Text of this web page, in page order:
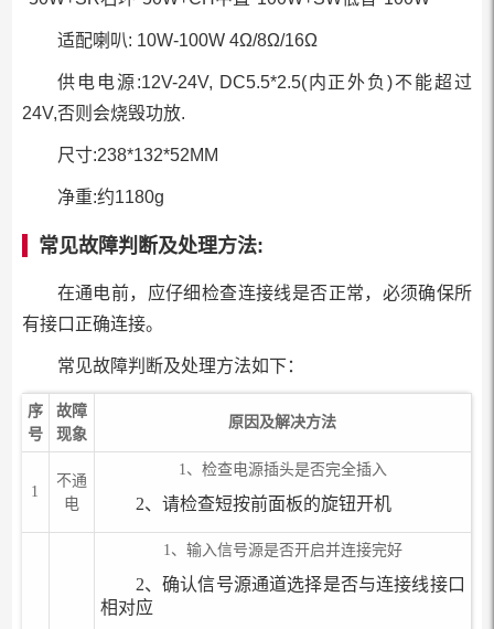
适配喇叭: 10W-100W 4Ω/8Ω/16Ω
供电电源:12V-24V, DC5.5*2.5(内正外负)不能超过
24V,否则会烧毁功放.
尺寸:238*132*52MM
净重:约1180g
常见故障判断及处理方法:
在通电前，应仔细检查连接线是否正常，必须确保所
有接口正确连接。
常见故障判断及处理方法如下：
序
号
故障
现象
原因及解决方法
1
不通
电
1、检查电源插头是否完全插入
2、请检查短按前面板的旋钮开机
1、输入信号源是否开启并连接完好
2、确认信号源通道选择是否与连接线接口
相对应